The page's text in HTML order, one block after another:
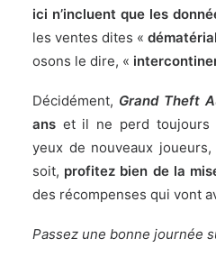
ici n’incluent que les
les ventes dites «
osons le dire, «
Décidément, Grand Theft
ans et il ne perd toujours
yeux de nouveaux
soit, profitez bien de la
des récompenses qui vont
Passez une bonne journée